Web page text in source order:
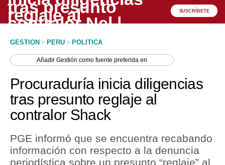
Peru Quiosco
Economía
Mercados
Política
SUSCRÍBETE
GESTION > PERU > POLITICA
AñadirGestión como fuente preferida en
Procuraduría inicia diligencias
tras presunto reglaje al
contralor Shack
PGE informó que se encuentra recabando
información con respecto a la denuncia
periodística sobre un presunto “reglaje” al